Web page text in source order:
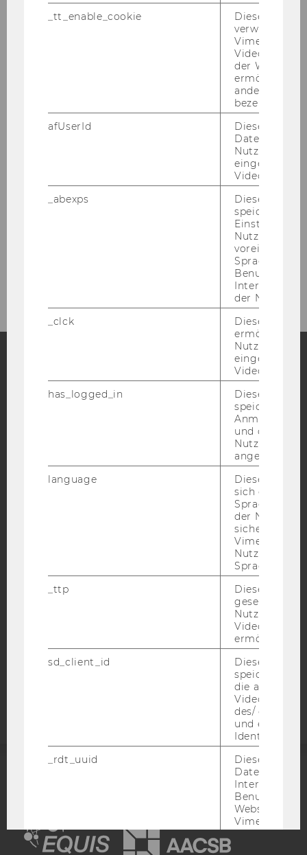
Lukas Veith
Alexander Walther
FacebookInstagramBlog
Bluesky
BARRIEREFREIHEITSERKLÄRUNG WEBSEITE
STUDIENBEWERBER*INNEN UND STUDIERENDE
Barrierefreiheitserklärung
_tt_enable_cookie
Dieses
verwendet,
Vimeo-
der WU-
ermöglichen
andere nicht
bezeichnete
afUserId
Dieses
Daten von
Videos
_abexps
Dieses Cookie
speichert
Nutzer*in, zB.
Sprache,
der Nutzer*in
_clck
Dieses Cookie
ermöglicht
Nutzung des
Video Players
has_logged_in
Dieses Cookie
speichert
und ob sich
Nutzer*in
angemeldet
language
Dieses
sich die
der
Vimeo in der
Nutzer
Sprache
_ttp
Dieser
gesetzt, um
Nutzung des
Videoplayers
ermöglichen
sd_client_id
Dieses Cookie
speichert
die aktuellen
des/ der
und einen
_rdt_uuid
Dieses
Daten über
Interaktionen
Websites, auf
Vimeo-Video
eingebettet